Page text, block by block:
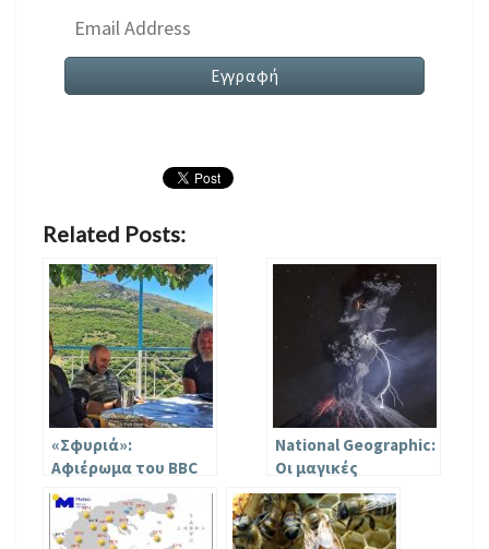
Related Posts:
«Σφυριά»:
Αφιέρωμα του BBC
στην ελληνική
σφυριχτή γλώσσα
που σβήνει στον
National Geographic:
Οι μαγικές
φωτογραφίες που
κέρδισαν στο
διαγωνισμό 2017